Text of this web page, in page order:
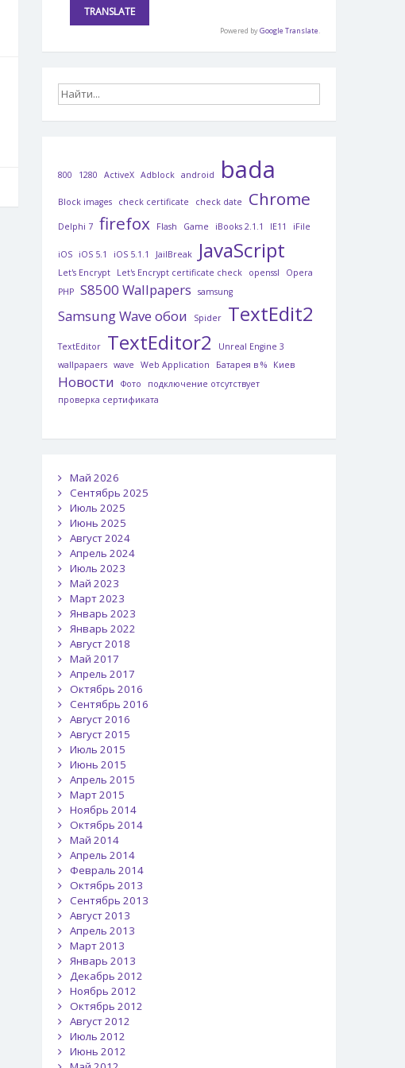
Powered byGoogle Translate.
800 1280 ActiveX Adblock android bada
Block images check certificate check date Chrome
Delphi 7 firefox Flash Game iBooks 2.1.1 IE11 iFile
iOS iOS 5.1 iOS 5.1.1 JailBreak JavaScript
Let's Encrypt Let's Encrypt certificate check openssl
Opera
PHP S8500 Wallpapers samsung
Samsung Wave обои Spider TextEdit2
TextEditor TextEditor2
Unreal Engine 3
wallpapaers wave Web Application Батарея в % Киев
Новости Фото
подключение отсутствует
проверка сертификата
Май 2026
Сентябрь 2025
Июль 2025
Июнь 2025
Август 2024
Апрель 2024
Июль 2023
Май 2023
Март 2023
Январь 2023
Январь 2022
Август 2018
Май 2017
Апрель 2017
Октябрь 2016
Сентябрь 2016
Август 2016
Август 2015
Июль 2015
Июнь 2015
Апрель 2015
Март 2015
Ноябрь 2014
Октябрь 2014
Май 2014
Апрель 2014
Февраль 2014
Октябрь 2013
Сентябрь 2013
Август 2013
Апрель 2013
Март 2013
Январь 2013
Декабрь 2012
Ноябрь 2012
Октябрь 2012
Август 2012
Июль 2012
Июнь 2012